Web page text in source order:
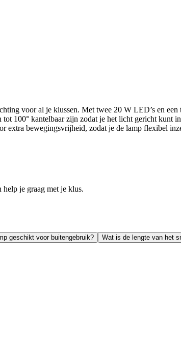
voor al je klussen. Met twee 20 W LED’s en
100° kantelbaar zijn zodat je het licht gericht kunt
extra bewegingsvrijheid, zodat je de lamp flexibel
je graag met je klus.
geschikt voor buitengebruik? Wat is de lengte van het